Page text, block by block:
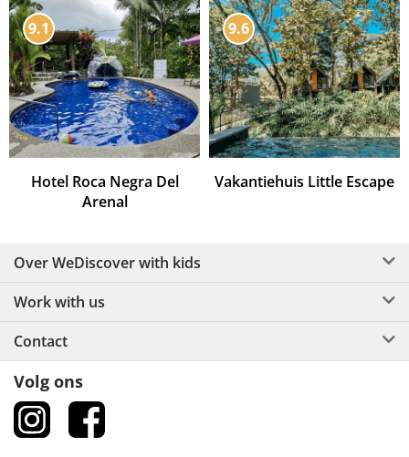
9.1
Hotel Roca Negra Del
Arenal
9.6
Vakantiehuis Little Escape
Over WeDiscover with kids
Work with us
Contact
Volg ons